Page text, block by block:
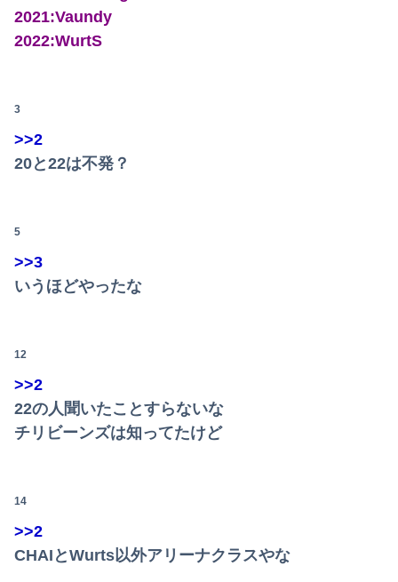
専門家「日本車はダサい、見てて恥ずかしい」
2021:Vaundy
2022:WurtS
3
>>2
20と22は不発？
5
>>3
いうほどやったな
12
>>2
22の人聞いたことすらないな
チリビーンズは知ってたけど
14
>>2
CHAIとWurts以外アリーナクラスやな